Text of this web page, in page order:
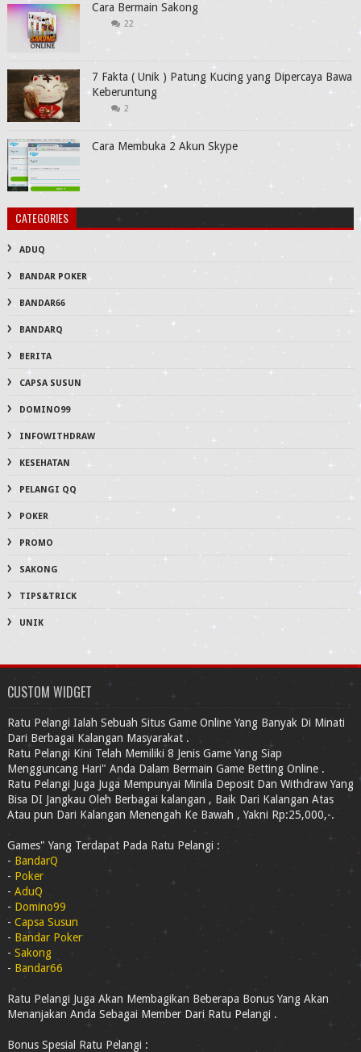
Cara Bermain Sakong
22
7 Fakta ( Unik ) Patung Kucing yang Dipercaya Bawa
Keberuntung
2
Cara Membuka 2 Akun Skype
CATEGORIES
ADUQ
BANDAR POKER
BANDAR66
BANDARQ
BERITA
CAPSA SUSUN
DOMINO99
INFOWITHDRAW
KESEHATAN
PELANGI QQ
POKER
PROMO
SAKONG
TIPS&TRICK
UNIK
CUSTOM WIDGET
Ratu Pelangi Ialah Sebuah Situs Game Online Yang Banyak Di Minati
Dari Berbagai Kalangan Masyarakat .
Ratu Pelangi Kini Telah Memiliki 8 Jenis Game Yang Siap
Mengguncang Hari" Anda Dalam Bermain Game Betting Online .
Ratu Pelangi Juga Juga Mempunyai Minila Deposit Dan Withdraw Yang
Bisa DI Jangkau Oleh Berbagai kalangan , Baik Dari Kalangan Atas
Atau pun Dari Kalangan Menengah Ke Bawah , Yakni Rp:25,000,-.
Games" Yang Terdapat Pada Ratu Pelangi :
- BandarQ
- Poker
- AduQ
- Domino99
- Capsa Susun
- Bandar Poker
- Sakong
- Bandar66
Ratu Pelangi Juga Akan Membagikan Beberapa Bonus Yang Akan
Menanjakan Anda Sebagai Member Dari Ratu Pelangi .
Bonus Spesial Ratu Pelangi :